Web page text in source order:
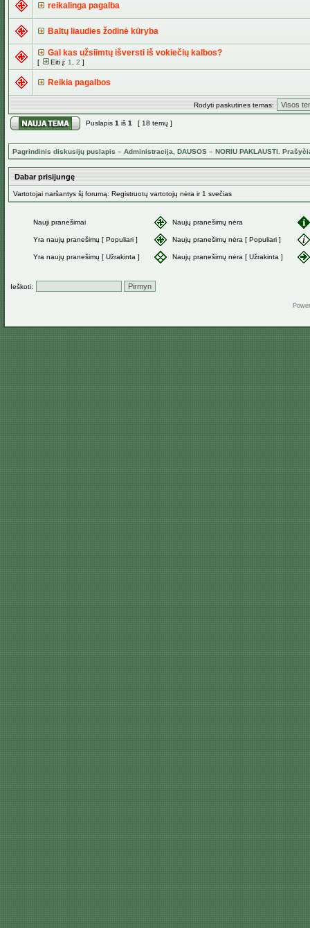
reikalinga pagalba
Baltų liaudies žodinė kūryba
Gal kas užsiimtų išversti iš vokiečių kalbos?
[ Eiti į: 1 2 ]
Reikia pagalbos
Rodyti paskutines temas:
Puslapis 1 iš 1 [ 18 temų ]
Pagrindinis diskusijų puslapis » Administracija, DAUSOS » NORIU PAKLAUSTI.
Dabar prisijungę
Vartotojai naršantys šį forumą: Registruotų vartotojų nėra ir 1 svečias
Nauji pranešimai Naujų pranešimų nėra
Yra naujų pranešimų [ Populiari ] Naujų pranešimų nėra [ Populiari ]
Yra naujų pranešimų [ Užrakinta ] Naujų pranešimų nėra [ Užrakinta ]
Ieškoti: